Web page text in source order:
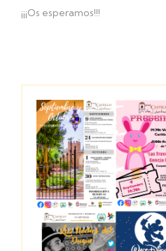
¡¡¡Os esperamos!!!